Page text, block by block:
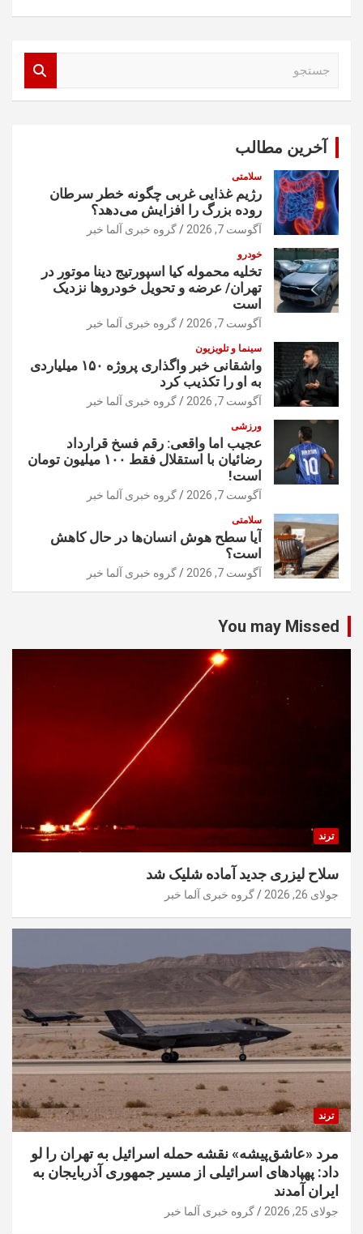
آخرین مطالب
سلامتی
رژیم غذایی غربی چگونه خطر سرطان
روده بزرگ را افزایش می‌دهد؟
آگوست 7, 2026 گروه خبری آلما خبر
خودرو
تخلیه محموله کیا اسپورتیج دینا موتور در
تهران/ عرضه و تحویل خودروها نزدیک
است
آگوست 7, 2026 گروه خبری آلما خبر
سینما و تلویزیون
واشقانی خبر واگذاری پروژه ۱۵۰ میلیاردی
به او را تکذیب کرد
آگوست 7, 2026 گروه خبری آلما خبر
ورزشی
عجیب اما واقعی: رقم فسخ قرارداد
رضائیان با استقلال فقط ۱۰۰ میلیون تومان
است!
آگوست 7, 2026 گروه خبری آلما خبر
سلامتی
آیا سطح هوش انسان‌ها در حال کاهش
است؟
آگوست 7, 2026 گروه خبری آلما خبر
You may Missed
ترند
سلاح لیزری جدید آماده شلیک شد
جولای 26, 2026 گروه خبری آلما خبر
ترند
مرد «عاشق‌پیشه» نقشه حمله اسرائیل به تهران را لو
داد: پهپادهای اسرائیلی از مسیر جمهوری آذربایجان به
ایران آمدند
جولای 25, 2026 گروه خبری آلما خبر